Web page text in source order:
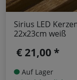
Sirius LED
22x23cm weiß
€ 21,00 *
Auf Lager